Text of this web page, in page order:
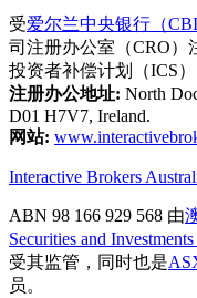
受爱尔兰中央银行（
司注册办公室（CRO）
投资者补偿计划（ICS）
注册办公地址: North
D01 H7V7, Ireland.
网站:
Interactive Brokers
ABN 98 166 929 568 由
Securities and Investments
受其监管，同时也是
员。